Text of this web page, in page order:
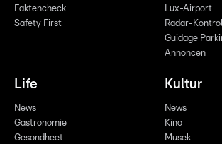
Faktencheck
Safety First
Lux-Airport
Radar-
Guidage
Annoncen
Life
News
Gastronomie
Gesondheet
Kultur
News
Kino
Musek